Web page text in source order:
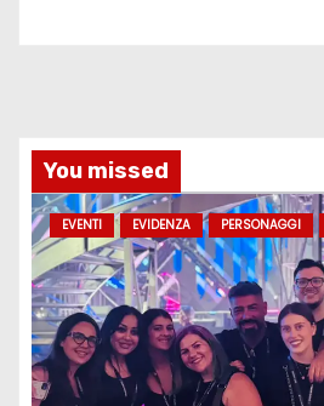
You missed
EVENTI EVIDENZA PERSONAGGI